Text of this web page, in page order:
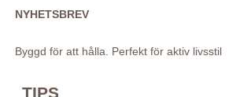
NYHETSBREV
Byggd för att hålla. Perfekt för aktiv livsstil
TIPS